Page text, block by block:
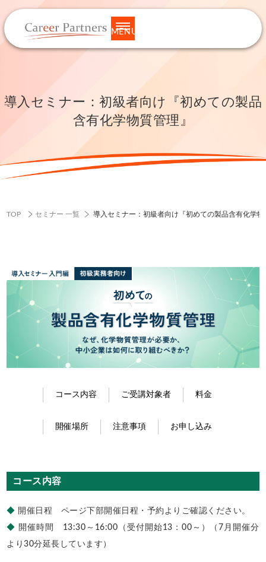
MENU
導入セミナー：初級者向け『初めての製品
含有化学物質管理』
TOP セミナー 一覧 導入セミナー：初級者向け『初めての製品含有化学物
コース内容 ご受講対象者 料金
開催場所 注意事項 お申し込み
コース内容
◆ 開催日程 ページ下部開催日程・予約よりご確認ください。
◆ 開催時間 13:30～16:00（受付開始13：00～）（7月開催分
より30分延長しています）